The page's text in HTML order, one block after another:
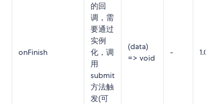
onFinish
的回
调，需
要通过
实例
化，调
用
submit
方法触
发(可
(data)
=> void
- 1.0.7